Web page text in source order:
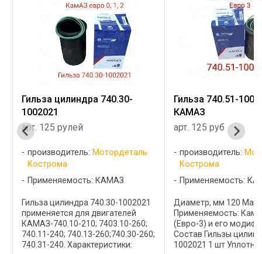
1002021
260;
260;
Гильза 740.51-1002021
арт. 125 руб
производитель:Мотордеталь
Кострома
Применяемость: КАМАЗ
Диаметр, мм 120 Масса, кг 5,4
Применяемость: КамАЗ -740.60
(Евро-3) и его модификации
Состав Гильзы цилиндров 740.51-
1002021 1 шт Уплотнительные
Гильза
арт. 130
Кострома
Гильза
ЯМЗ 209 WN
Двигатели:
ЯМЗ-
ЯМЗ-651